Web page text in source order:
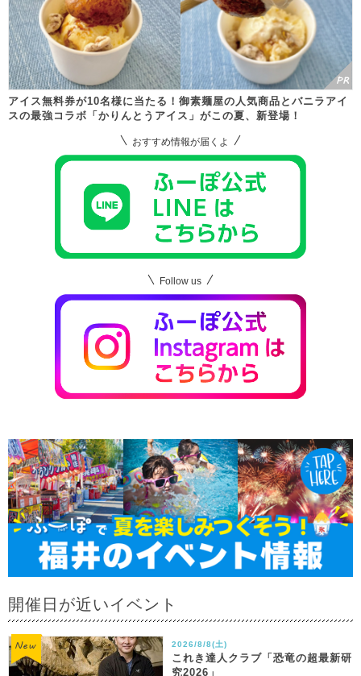
アイス無料券が10名様に当たる！御素麺屋の人気商品とバニラアイ
スの最強コラボ「かりんとうアイス」がこの夏、新登場！
おすすめ情報が届くよ
Follow us
開催日が近いイベント
2026/8/8(土)
これき達人クラブ「恐竜の超最新研
究2026」